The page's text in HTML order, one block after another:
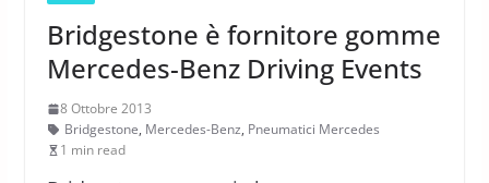
Bridgestone è fornitore gomme
Mercedes-Benz Driving Events
8 Ottobre 2013
Bridgestone, Mercedes-Benz, Pneumatici Mercedes
1 min read